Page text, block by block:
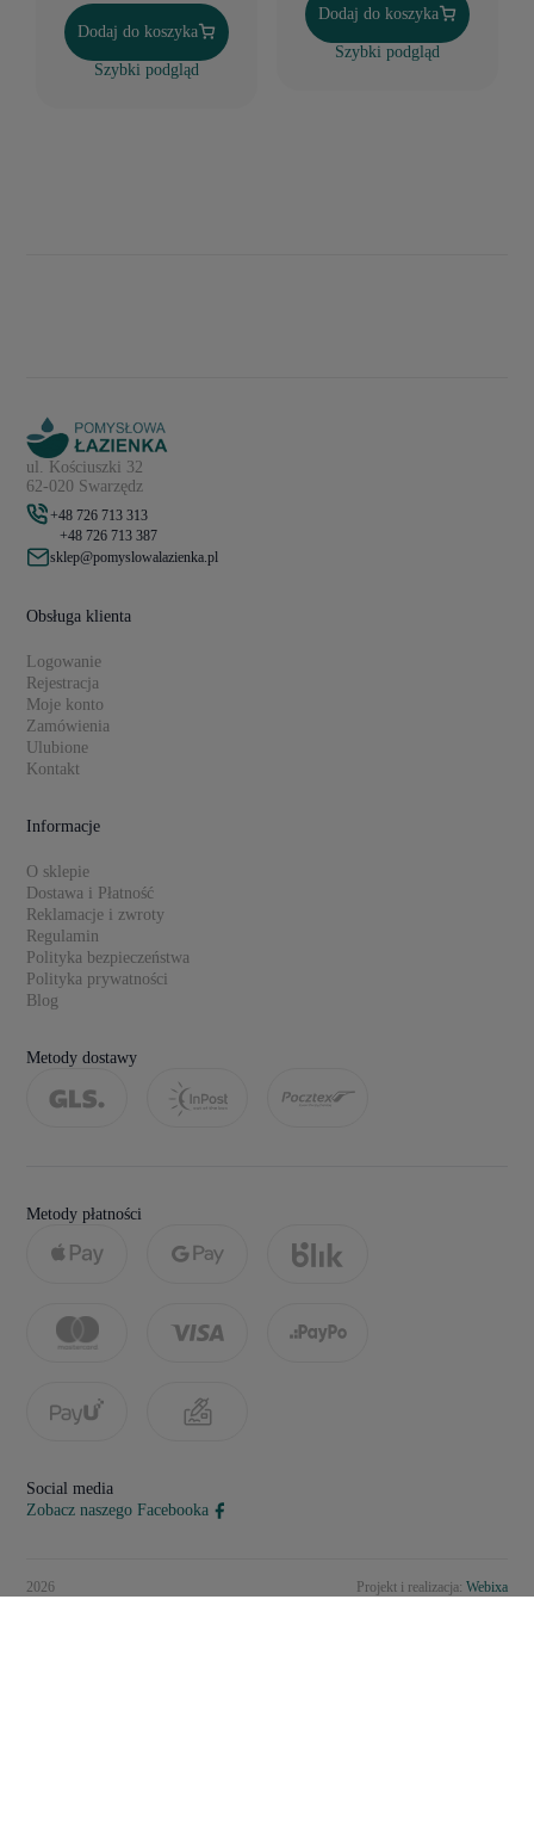
Dodaj do koszyka
Szybki podgląd
Dodaj do koszyka
Szybki podgląd
ul. Kościuszki 32
62-020 Swarzędz
+48 726 713 313
+48 726 713 387
sklep@pomyslowalazienka.pl
Obsługa klienta
Logowanie
Rejestracja
Moje konto
Zamówienia
Ulubione
Kontakt
Informacje
O sklepie
Dostawa i Płatność
Reklamacje i zwroty
Regulamin
Polityka bezpieczeństwa
Polityka prywatności
Blog
Metody dostawy
Metody płatności
Social media
Zobacz naszego Facebooka
2026 Projekt i realizacja: Webixa